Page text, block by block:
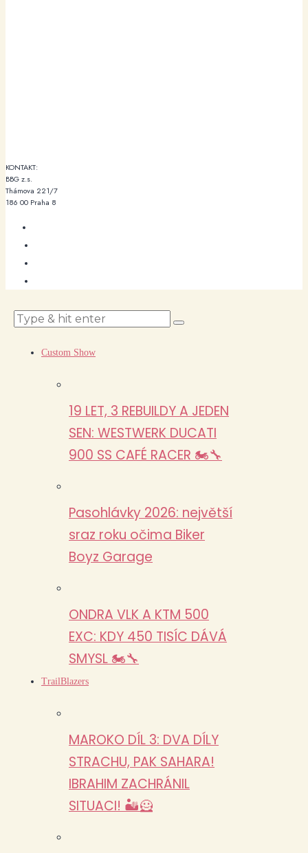
KONTAKT:
BBG z.s.
Thámova 221/7
186 00 Praha 8
Custom Show
19 LET, 3 REBUILDY A JEDEN
SEN: WESTWERK DUCATI
900 SS CAFÉ RACER 🏍️🔧
Pasohlávky 2026: největší
sraz roku očima Biker
Boyz Garage
ONDRA VLK A KTM 500
EXC: KDY 450 TISÍC DÁVÁ
SMYSL 🏍️🔧
TrailBlazers
MAROKO DÍL 3: DVA DÍLY
STRACHU, PAK SAHARA!
IBRAHIM ZACHRÁNIL
SITUACI! 🏜️🦸